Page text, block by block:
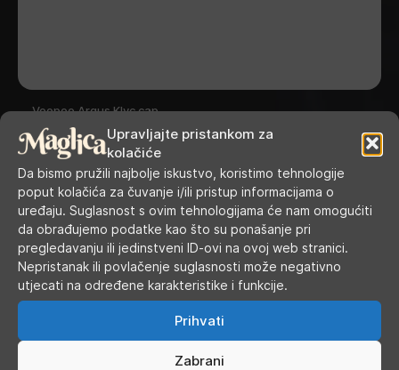
Upravljajte pristankom za
kolačiće
Da bismo pružili najbolje iskustvo, koristimo tehnologije
poput kolačića za čuvanje i/ili pristup informacijama o
uređaju. Suglasnost s ovim tehnologijama će nam omogućiti
da obrađujemo podatke kao što su ponašanje pri
pregledavanju ili jedinstveni ID-ovi na ovoj web stranici.
Nepristanak ili povlačenje suglasnosti može negativno
utjecati na određene karakteristike i funkcije.
Prihvati
Zabrani
Voopoo Argus Klyc cap
RADNO VRIJEME